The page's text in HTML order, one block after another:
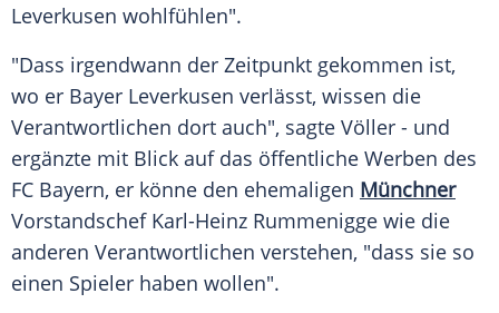
Leverkusen wohlfühlen".
"Dass irgendwann der Zeitpunkt gekommen ist,
wo er Bayer Leverkusen verlässt, wissen die
Verantwortlichen dort auch", sagte Völler - und
ergänzte mit Blick auf das öffentliche Werben des
FC Bayern, er könne den ehemaligen Münchner
Vorstandschef Karl-Heinz Rummenigge wie die
anderen Verantwortlichen verstehen, "dass sie so
einen Spieler haben wollen".